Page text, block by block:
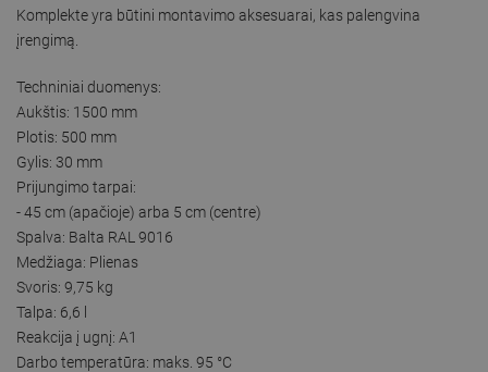
Komplekte yra būtini montavimo aksesuarai, kas palengvina
įrengimą.
Techniniai duomenys:
Aukštis: 1500 mm
Plotis: 500 mm
Gylis: 30 mm
Prijungimo tarpai:
- 45 cm (apačioje) arba 5 cm (centre)
Spalva: Balta RAL 9016
Medžiaga: Plienas
Svoris: 9,75 kg
Talpa: 6,6 l
Reakcija į ugnį: A1
Darbo temperatūra: maks. 95 °C